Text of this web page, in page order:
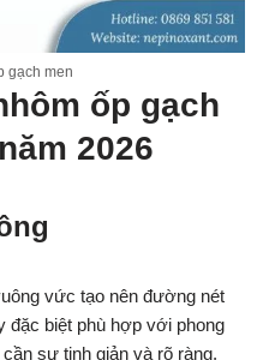
gạch men
ốp gạch
2026
vức tạo nên đường nét
đặc biệt phù hợp với phong
sự tinh giản và rõ ràng.